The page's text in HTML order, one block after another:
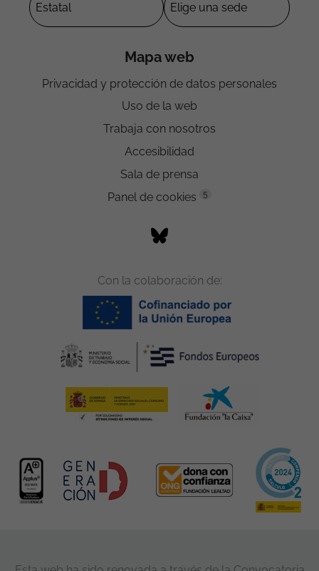
Mapa web
Privacidad y protección de datos personales
Uso de la web
Trabaja con nosotros
Accesibilidad
Sala de prensa
Panel de cookies
5
Con la colaboración de: